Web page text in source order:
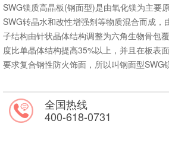
SWG镁质高晶板(钢面型)是由氧化镁为主要
SWG转晶水和改性增强剂等物质混合而成，
子结构由针状晶体结构调整为六角生物骨包
度比单晶体结构提高35%以上，并且在板表
要求复合钢性防火饰面，所以叫钢面型SWG
全国热线
400-618-0731